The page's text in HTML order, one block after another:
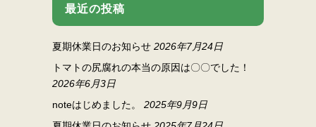
最近の投稿
夏期休業日のお知らせ 2026年7月24日
トマトの尻腐れの本当の原因は〇〇でした！
2026年6月3日
noteはじめました。
2025年9月9日